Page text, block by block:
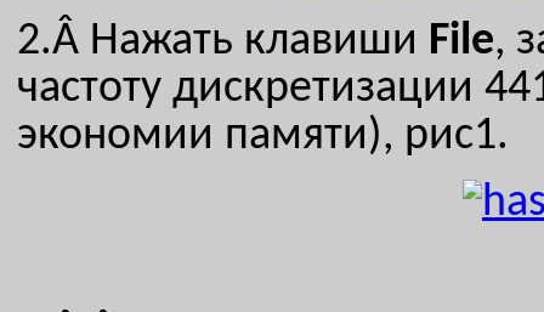
2.Â Нажать клавиши File,
частоту дискретизации
экономии памяти), рис1.